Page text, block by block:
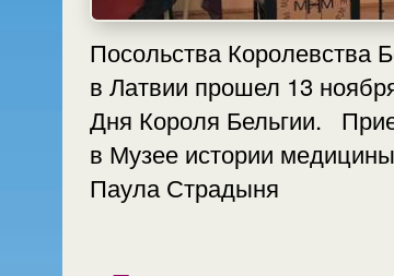
Посольства Королевства Бельгии
в Латвии прошел 13
Дня Короля Бельгии. Прием прошел
в Музее истории
Паула Страдыня